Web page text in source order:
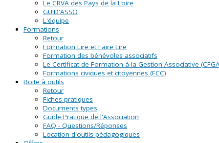
Le CRVA des Pays de la Loire
GUID'ASSO
L'équipe
Formations
Retour
Formation Lire et Faire Lire
Formation des bénévoles associatifs
Le Certificat de Formation à la Gestion Associative
Formations civiques et citoyennes (FCC)
Boite à outils
Retour
Fiches pratiques
Documents types
Guide Pratique de l'Association
FAQ - Questions/Réponses
Location d'outils pédagogiques